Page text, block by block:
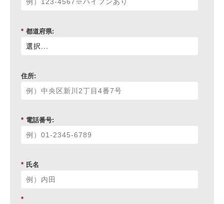
* 都道府県:
住所:
* 電話番号:
* 氏名
*